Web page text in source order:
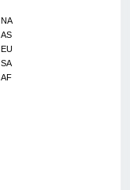
NA
AS
EU
SA
AF